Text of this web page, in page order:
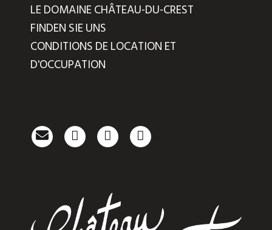
LE DOMAINE CHÂTEAU-DU-CREST
FINDEN SIE UNS
CONDITIONS DE LOCATION ET
D'OCCUPATION